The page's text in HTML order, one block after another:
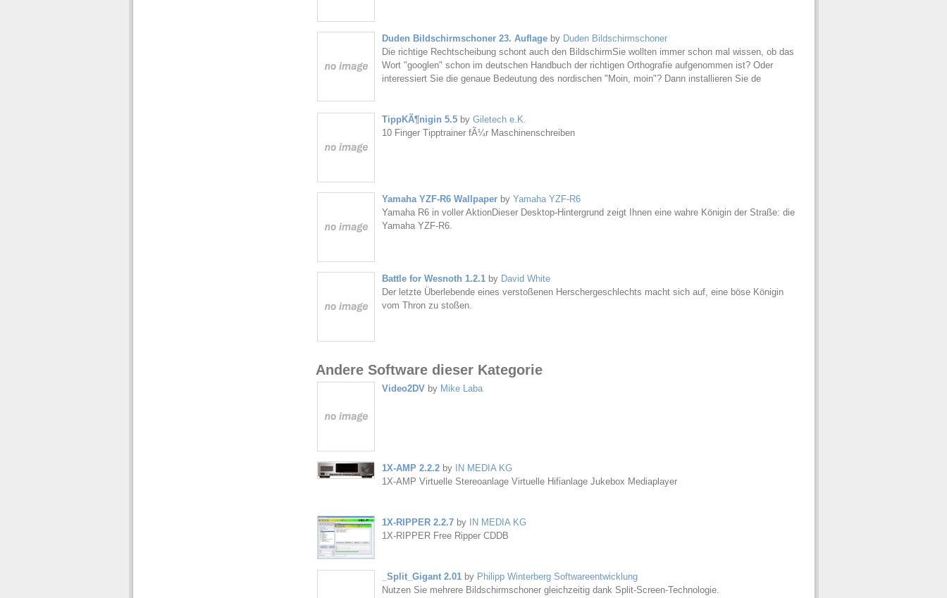
Duden Bildschirmschoner 23. Auflageby Duden Bildschirmschoner
Die richtige Rechtscheibung schont auch den BildschirmSie wollten immer schon mal wissen, ob das
Wort "googlen" schon im deutschen Handbuch der richtigen Orthografie aufgenommen ist? Oder
interessiert Sie die genaue Bedeutung des nordischen "Moin, moin"? Dann installieren Sie de
TippKÃ¶nigin 5.5by Giletech e.K.
10 Finger Tipptrainer fÃ¼r Maschinenschreiben
Yamaha YZF-R6 Wallpaperby Yamaha YZF-R6
Yamaha R6 in voller AktionDieser Desktop-Hintergrund zeigt Ihnen eine wahre Königin der Straße: die
Yamaha YZF-R6.
Battle for Wesnoth 1.2.1by David White
Der letzte Überlebende eines verstoßenen Herschergeschlechts macht sich auf, eine böse Königin
vom Thron zu stoßen.
Andere Software dieser Kategorie
Video2DV by Mike Laba
1X-AMP 2.2.2by
IN MEDIA KG
1X-AMP Virtuelle Stereoanlage Virtuelle Hifianlage Jukebox Mediaplayer
1X-RIPPER 2.2.7by
IN MEDIA KG
1X-RIPPER Free Ripper CDDB
_Split_Gigant 2.01by Philipp Winterberg Softwareentwicklung
Nutzen Sie mehrere Bildschirmschoner gleichzeitig dank Split-Screen-Technologie.